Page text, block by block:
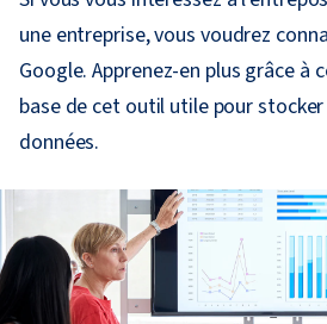
une entreprise, vous voudrez
Google. Apprenez-en plus grâce
base de cet outil utile pour
données.